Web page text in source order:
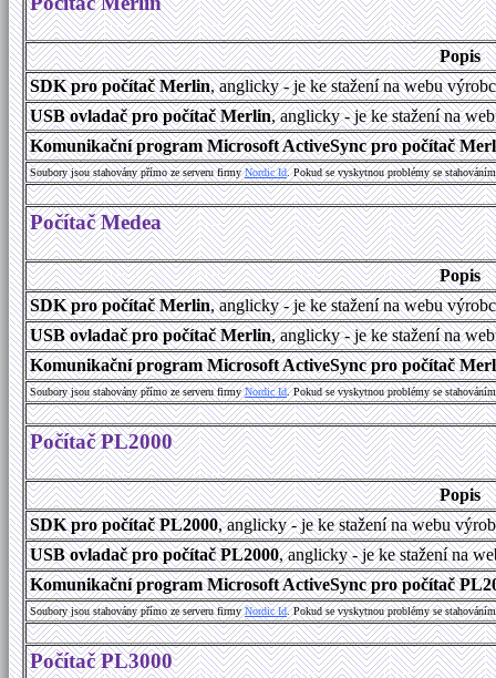
Popis
SDK pro počítač Merlin, anglicky - je ke stažení na webu
USB ovladač pro počítač Merlin, anglicky - je ke stažení na
Komunikační program Microsoft ActiveSync pro počítač
Soubory jsou stahovány přímo ze serveru firmyNordic Id. Pokud se vyskytnou problémy se
Počítač Medea
Popis
SDK pro počítač Merlin, anglicky - je ke stažení na webu
USB ovladač pro počítač Merlin, anglicky - je ke stažení na
Komunikační program Microsoft ActiveSync pro počítač
Soubory jsou stahovány přímo ze serveru firmyNordic Id. Pokud se vyskytnou problémy se
Počítač PL2000
Popis
SDK pro počítač PL2000, anglicky - je ke stažení na webu
USB ovladač pro počítač PL2000, anglicky - je ke stažení na
Komunikační program Microsoft ActiveSync pro počítač
Soubory jsou stahovány přímo ze serveru firmyNordic Id. Pokud se vyskytnou problémy se
Počítač PL3000